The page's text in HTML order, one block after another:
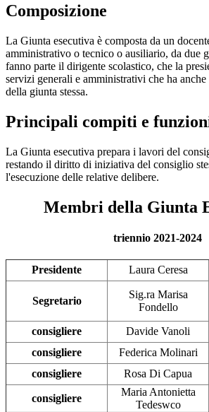
Composizione
La Giunta esecutiva è composta da un
amministrativo o tecnico o ausiliario, da due
fanno parte il dirigente scolastico, che la
servizi generali e amministrativi che ha
della giunta stessa.
Principali compiti e
La Giunta esecutiva prepara i lavori del
restando il diritto di iniziativa del consiglio
l'esecuzione delle relative delibere.
Membri della Giunta
triennio 2021-2024
Presidente Laura Ceresa
Segretario
Sig.ra Marisa
Fondello
consigliere
Davide Vanoli
consigliere
Federica Molinari
consigliere
Rosa Di Capua
consigliere
Maria Antonietta
Tedeswco